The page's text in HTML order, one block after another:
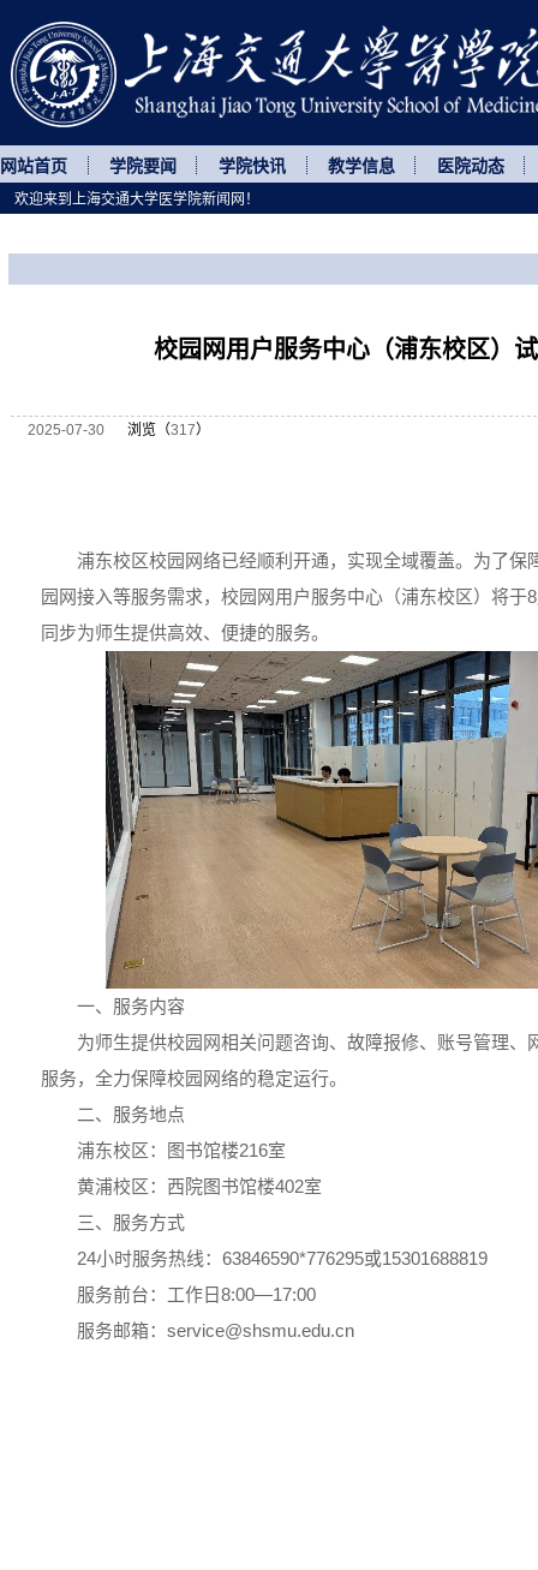
网站首页 学院要闻 学院快讯 教学信息 医院动态
校园网用户服务中心（浦东校区）
2025-07-30 浏览（317）
浦东校区校园网络已经顺利开通，实现全域覆盖。为了保
园网接入等服务需求，校园网用户服务中心（浦东校区）将于
同步为师生提供高效、便捷的服务。
一、服务内容
为师生提供校园网相关问题咨询、故障报修、账号管理、
服务，全力保障校园网络的稳定运行。
二、服务地点
浦东校区：图书馆楼216室
黄浦校区：西院图书馆楼402室
三、服务方式
24小时服务热线：63846590*776295或15301688819
服务前台：工作日8:00—17:00
服务邮箱：service@shsmu.edu.cn
欢迎来到上海交通大学医学院新闻网！